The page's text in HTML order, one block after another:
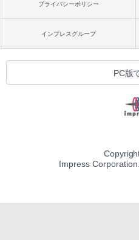
プライバシーポリシー
インプレスグループ
PC版
Impress